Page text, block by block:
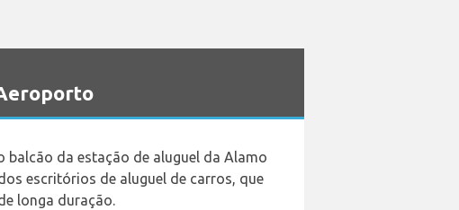
da estação de aluguel da Alamo
escritórios de aluguel de carros, que
longa duração.